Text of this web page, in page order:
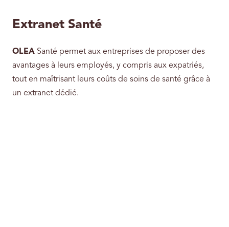
Extranet Santé
OLEA Santé permet aux entreprises de proposer des
avantages à leurs employés, y compris aux expatriés,
tout en maîtrisant leurs coûts de soins de santé grâce à
un extranet dédié.